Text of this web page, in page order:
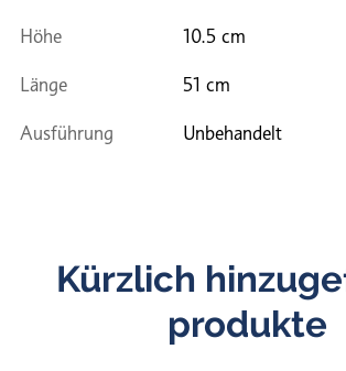
Höhe 10.5 cm
Länge 51 cm
Ausführung Unbehandelt
Kürzlich
produkte